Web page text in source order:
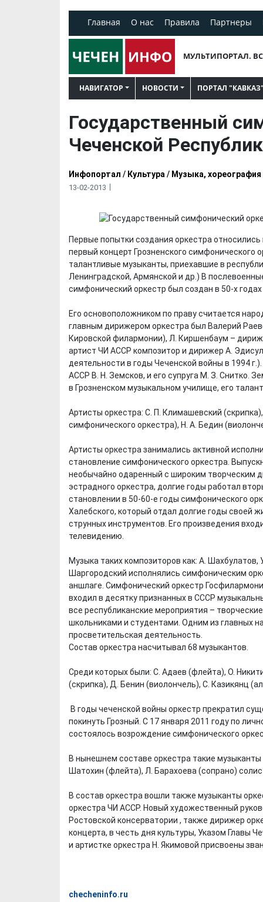
Главная О нас Правила Партнеры
МУЛЬТИПОРТАЛ.
НАВИГАТОР НОВОСТИ ПОРТАЛ "КАВКАЗ"
Государственный
Чеченской
Инфопортал / Культура / Музыка, хореография
13-02-2013
Первые попытки создания оркестра относились
первый концерт Грозненского симфонического
талантливые музыканты, приехавшие в
Ленинградской, Армянской и др.) В
симфонический оркестр был создан в 50-х годах
Его основоположником по праву считается
главным дирижером оркестра был Валерий
Кировской филармонии), Л. Киршенбаум –
артист ЧИ АССР композитор и дирижер А.
деятельности в годы Чеченской войны в 1994
АССР В. Н. Земсков, и его супруга М. З. Снитко.
в Грозненском музыкальном училище, его
Артисты оркестра: С. П. Климашевский
симфонического оркестра), Н. А. Бедин
Артисты оркестра занимались активной
становление симфонического оркестра.
необычайно одаренный с широким творческим
эстрадного оркестра, долгие годы работал
становлении в 50-60-е годы симфонического
Халебского, который отдал долгие годы своей
струнных инструментов. Его произведения
телевидению.
Музыка таких композиторов как: А.
Шаргородский исполнялись симфоническим
аншлаге. Симфонический оркестр
входил в десятку признанных в СССР
все республиканские мероприятия –
школьниками и студентами. Одним из главных
просветительская деятельность.
Состав оркестра насчитывал 68 музыкантов.
Среди которых были: С. Адаев (флейта), О.
(скрипка), Д. Бенин (виолончель), С. Казикянц
В годы чеченской войны оркестр прекратил
покинуть Грозный. С 17 января 2011 году по
состоялось возрождение симфонического
В нынешнем составе оркестра такие
Шатохин (флейта), Л. Барахоева (сопрано)
В состав оркестра вошли также музыканты
оркестра ЧИ АССР. Новый художественный
Ростовской консерватории , также дирижер
концерта, в честь дня культуры, Указом Главы
и артистке оркестра Н. Якимовой присвоены
checheninfo.ru